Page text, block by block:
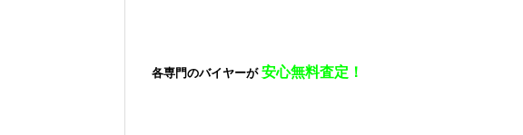
各専門のバイヤーが 安心無料査定！